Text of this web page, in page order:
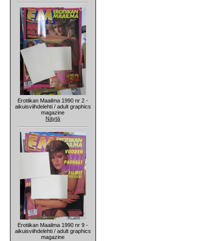
Erotiikan Maailma 1990 nr 2 -
aikuisviihdelehti / adult graphics
magazine
Näytä
Erotiikan Maailma 1990 nr 9 -
aikuisviihdelehti / adult graphics
magazine